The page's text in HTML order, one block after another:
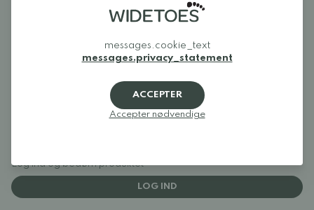
Log ind og bedøm produktet
LOG IND
messages.cookie_text
messages.privacy_statement
ACCEPTER
Accepter nødvendige